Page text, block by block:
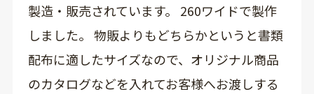
製造・販売されています。 260ワイドで製作
しました。 物販よりもどちらかというと書類
配布に適したサイズなので、オリジナル商品
のカタログなどを入れてお客様へお渡しする